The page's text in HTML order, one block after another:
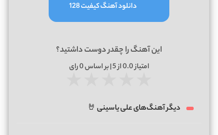
دانلود آهنگ کیفیت 128
این آهنگ را چقدر دوست داشتید؟
امتیاز0.0از 5 | بر اساس 0رای
دیگر آهنگ‌های علی یاسینی 🤘